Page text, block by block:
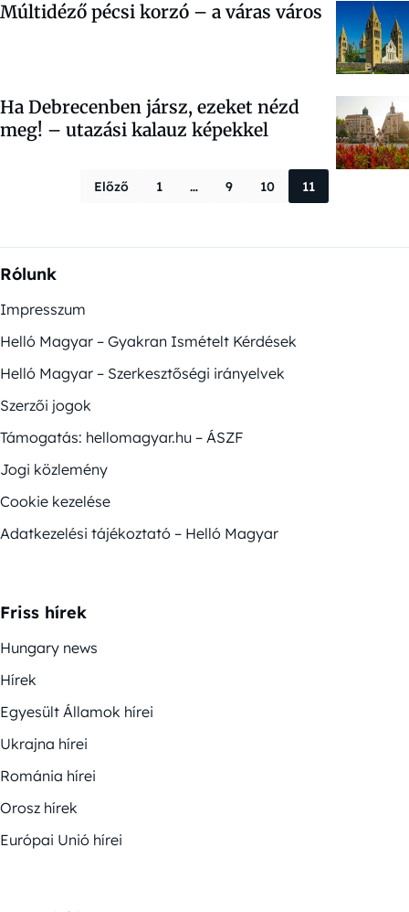
Múltidéző pécsi korzó – a váras város
Ha Debrecenben jársz, ezeket nézd
meg! – utazási kalauz képekkel
Bejegyzések
Előző 1 … 9 10 11
Rólunk
Impresszum
Helló Magyar – Gyakran Ismételt Kérdések
Helló Magyar – Szerkesztőségi irányelvek
Szerzői jogok
Támogatás: hellomagyar.hu – ÁSZF
Jogi közlemény
Cookie kezelése
Adatkezelési tájékoztató – Helló Magyar
Friss hírek
Hungary news
Hírek
Egyesült Államok hírei
Ukrajna hírei
Románia hírei
Orosz hírek
Európai Unió hírei